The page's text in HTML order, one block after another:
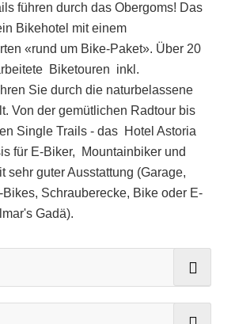
führen durch das Obergoms! Das
Bikehotel mit einem
«rund um Bike-Paket». Über 20
Biketouren inkl.
Sie durch die naturbelassene
Von der gemütlichen Radtour bis
Single Trails - das Hotel Astoria
für E-Biker, Mountainbiker und
sehr guter Ausstattung (Garage,
Bikes, Schrauberecke, Bike oder E-
Gadä).